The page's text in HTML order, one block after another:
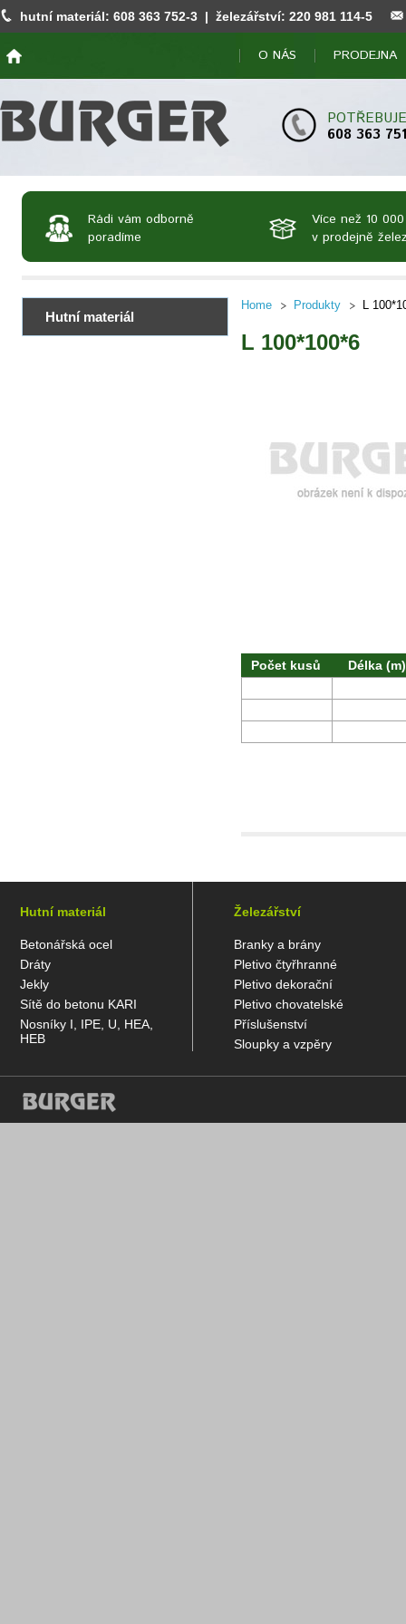
hutní materiál: 608 363 752-3 | železářství: 220 981 114-5
O NÁS PRODEJNA
608 363 751
Rádi vám odborně
poradíme
Více než 10
v prodejně
Hutní materiál
Home Produkty L
L 100*100*6
Počet kusů Délka (m)
Hutní materiál
Betonářská ocel
Dráty
Jekly
Sítě do betonu KARI
Nosníky I, IPE, U, HEA,
HEB
Železářství
Branky a brány
Pletivo čtyřhranné
Pletivo dekorační
Pletivo chovatelské
Příslušenství
Sloupky a vzpěry